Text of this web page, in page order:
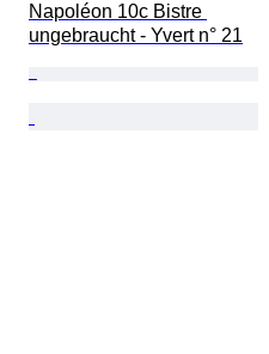
Napoléon 10c Bistre
ungebraucht - Yvert n° 21